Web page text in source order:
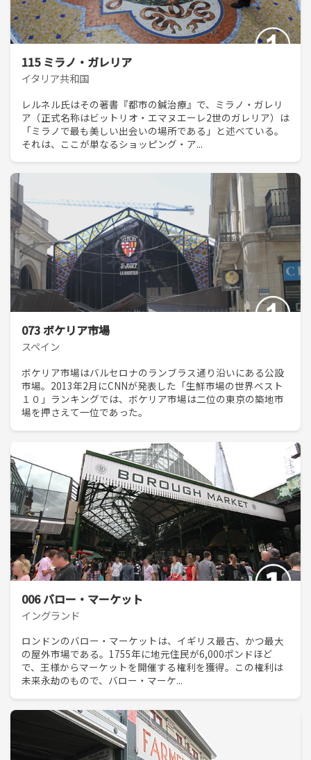
115 ミラノ・ガレリア
イタリア共和国
レルネル氏はその著書『都市の鍼治療』で、ミラノ・ガレリ
ア（正式名称はビットリオ・エマヌエーレ2世のガレリア）は
「ミラノで最も美しい出会いの場所である」と述べている。
それは、ここが単なるショッピング・ア...
073 ボケリア市場
スペイン
ボケリア市場はバルセロナのランブラス通り沿いにある公設
市場。2013年2月にCNNが発表した「生鮮市場の世界ベスト
１０」ランキングでは、ボケリア市場は二位の東京の築地市
場を押さえて一位であった。
006 バロー・マーケット
イングランド
ロンドンのバロー・マーケットは、イギリス最古、かつ最大
の屋外市場である。1755年に地元住民が6,000ポンドほど
で、王様からマーケットを開催する権利を獲得。この権利は
未来永劫のもので、バロー・マーケ...